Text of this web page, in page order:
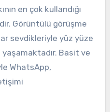
en çok kullandığı
Görüntülü görüşme
sevdikleriyle yüz yüze
Basit ve
WhatsApp,